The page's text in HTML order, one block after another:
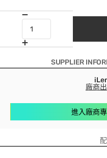
SUPPLIER
廠商
進入廠商